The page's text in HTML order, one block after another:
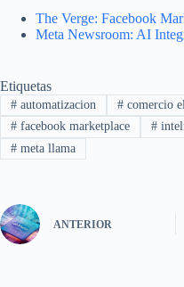
The Verge: Facebook
Meta Newsroom: AI
Etiquetas
#automatizacion #comercio
#facebook marketplace #
#meta llama
ANTERIOR